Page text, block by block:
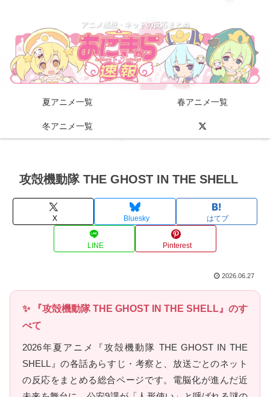
アニメ感想・ネットの反応まとめ
夏アニメ一覧 春アニメ一覧
冬アニメ一覧
攻殻機動隊 THE GHOST IN THE SHELL
X Bluesky はてブ
LINE Pinterest
2026.06.27
✨ 『攻殻機動隊 THE GHOST IN THE SHELL』のす
べて
2026年夏アニメ『攻殻機動隊 THE GHOST IN THE
SHELL』の各話あらすじ・考察と、放送ごとのネット
の反応をまとめる総合ページです。電脳化が進んだ近